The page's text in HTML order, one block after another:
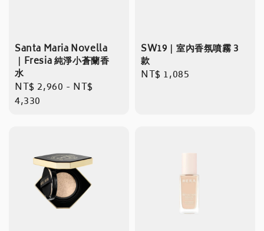
Santa Maria Novella
｜Fresia 純淨小蒼蘭香
水
Regular
price
NT$ 2,960 - NT$
4,330
SW19｜室內香氛噴霧 3
款
Regular
NT$ 1,085